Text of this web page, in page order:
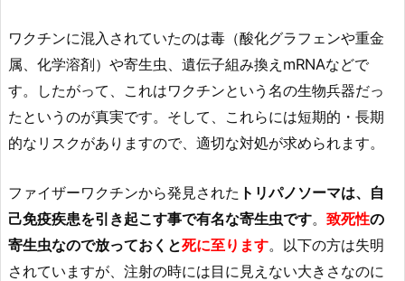
ワクチンに混入されていたのは毒（酸化グラフェンや重金
属、化学溶剤）や寄生虫、遺伝子組み換えmRNAなどで
す。したがって、これはワクチンという名の生物兵器だっ
たというのが真実です。そして、これらには短期的・長期
的なリスクがありますので、適切な対処が求められます。
ファイザーワクチンから発見された トリパノソーマは、自
己免疫疾患を引き起こす事で有名な寄生虫です。 致死性の
寄生虫なので放っておくと死に至ります。以下の方は失明
されていますが、注射の時には目に見えない大きさなのに